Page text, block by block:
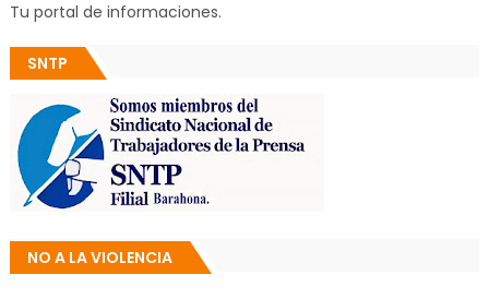
Tu portal de informaciones.
SNTP
NO A LA VIOLENCIA